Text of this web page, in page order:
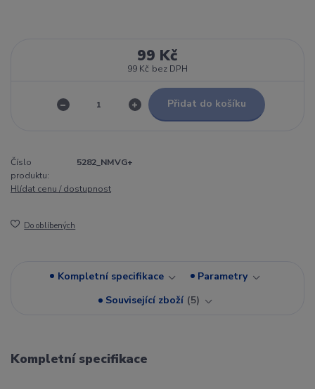
99 Kč
99 Kč bez DPH
Přidat do košíku
Číslo
produktu:
5282_NMVG+
Hlídat cenu / dostupnost
Do oblíbených
Kompletní specifikace
Parametry
Související zboží 5
Kompletní specifikace